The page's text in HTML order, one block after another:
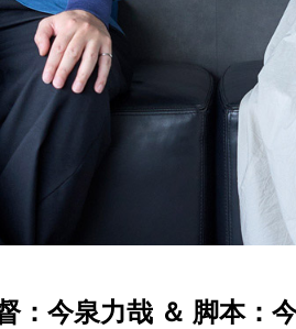
：今泉力哉 ＆ 脚本